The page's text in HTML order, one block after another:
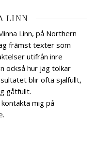
LINN
Linn, på Northern
främst texter som
utifrån inre
också hur jag tolkar
blir ofta själfullt,
gåtfullt.
mig på